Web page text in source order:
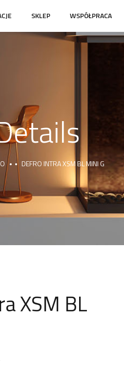
SKLEP WSPÓŁPRACA
DEFRO INTRA XSM BL MINI G
XSM BL